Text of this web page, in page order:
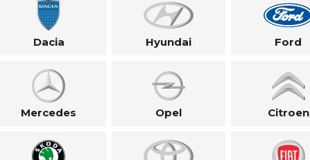
Dacia Hyundai Ford
Mercedes Opel Citroen